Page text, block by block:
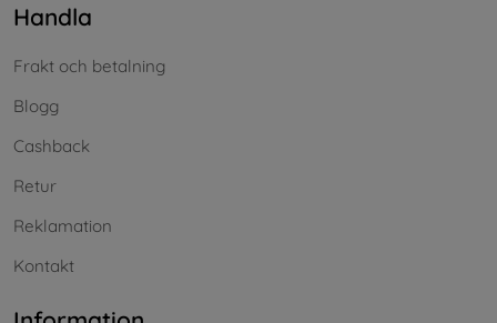
Handla
Frakt och betalning
Blogg
Cashback
Retur
Reklamation
Kontakt